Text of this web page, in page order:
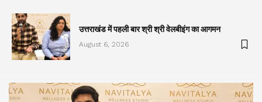
उत्तराखंड में पहली बार श्री श्री वेलबीइंग का आगमन
August 6, 2026